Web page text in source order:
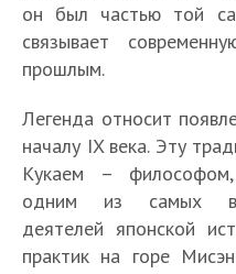
он был частью той
связывает
прошлым.
Легенда относит
началу IX века. Эту
Кукаем –
одним из самых
деятелей японской
практик на горе